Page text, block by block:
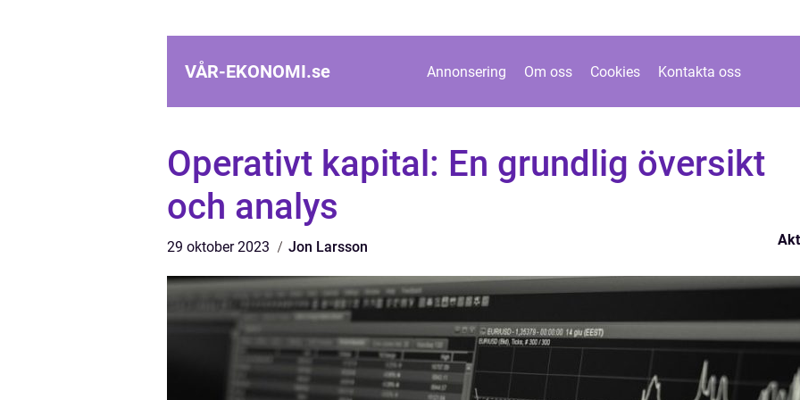
VÅR-EKONOMI.se Annonsering Om oss Cookies Kontakta oss
Operativt kapital: En grundlig översikt
och analys
29 oktober 2023 Jon Larsson